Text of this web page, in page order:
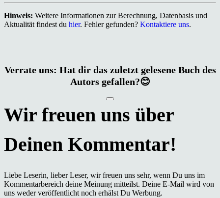
Hinweis: Weitere Informationen zur Berechnung, Datenbasis und
Aktualität findest du hier. Fehler gefunden? Kontaktiere uns.
Verrate uns: Hat dir das zuletzt gelesene Buch des
Autors gefallen?😊
Liebe Leserin, lieber Leser, wir freuen uns sehr, wenn Du uns im
Kommentarbereich deine Meinung mitteilst. Deine E-Mail wird von
uns weder veröffentlicht noch erhälst Du Werbung.